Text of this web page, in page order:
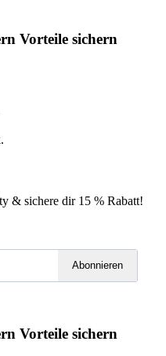
Vorteile sichern
& sichere dir 15 % Rabatt!
Abonnieren
Vorteile sichern